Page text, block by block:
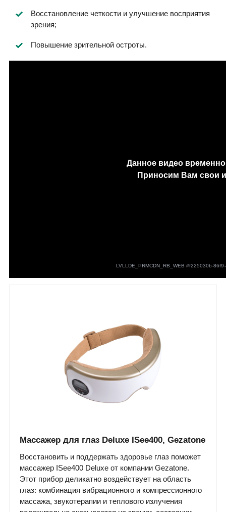
Восстановление четкости и улучшение восприятия
зрения;
Повышение зрительной остроты.
Массажер для глаз Deluxe ISee400, Gezatone
Восстановить и поддержать здоровье глаз поможет
массажер ISee400 Deluxe от компании Gezatone.
Этот прибор деликатно воздействует на область
глаз: комбинация вибрационного и компрессионного
массажа, звукотерапии и теплового излучения